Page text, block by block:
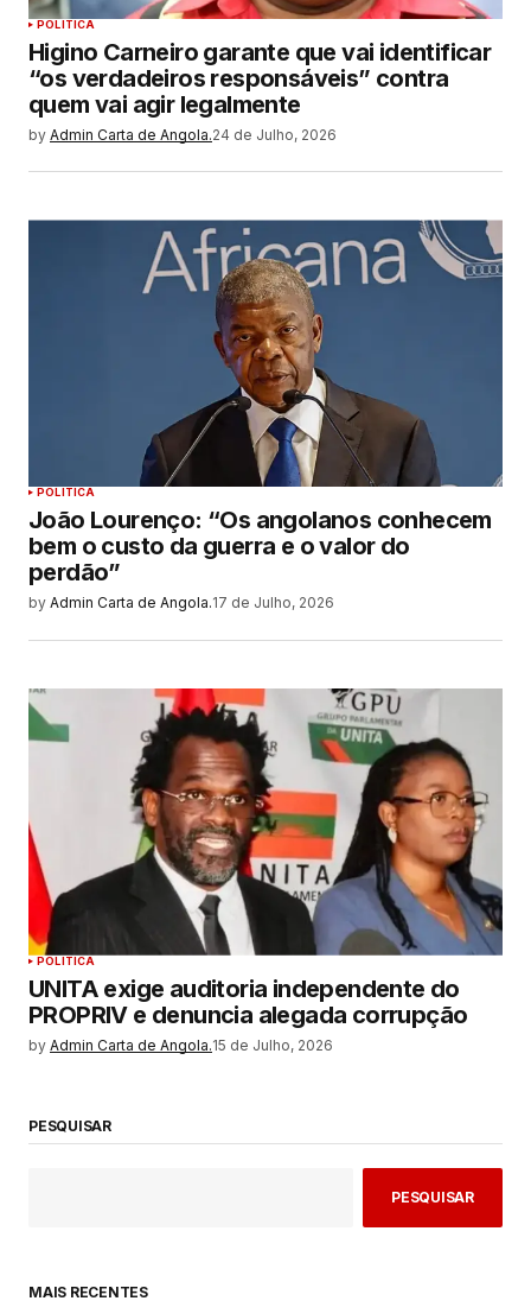
POLITICA
Higino Carneiro garante que vai identificar
“os verdadeiros responsáveis” contra
quem vai agir legalmente
by Admin Carta de Angola.24 de Julho, 2026
POLITICA
João Lourenço: “Os angolanos conhecem
bem o custo da guerra e o valor do
perdão”
by Admin Carta de Angola.17 de Julho, 2026
POLITICA
UNITA exige auditoria independente do
PROPRIV e denuncia alegada corrupção
by Admin Carta de Angola.15 de Julho, 2026
PESQUISAR
PESQUISAR
MAIS RECENTES